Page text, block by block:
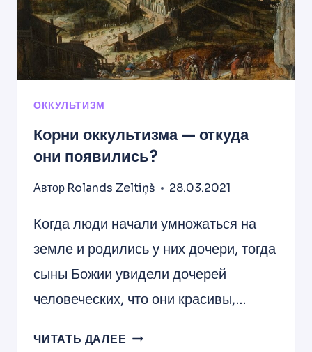
ОККУЛЬТИЗМ
Корни оккультизма — откуда
они появились?
Автор Rolands Zeltiņš 28.03.2021
Когда люди начали умножаться на
земле и родились у них дочери, тогда
сыны Божии увидели дочерей
человеческих, что они красивы,…
ЧИТАТЬ ДАЛЕЕ КОРНИ